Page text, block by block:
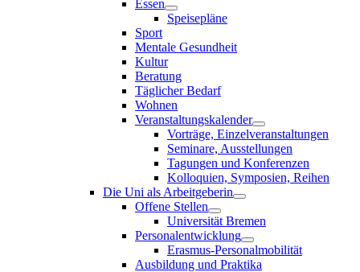
Essen
Speisepläne
Sport
Mentale Gesundheit
Kultur
Beratung
Täglicher Bedarf
Wohnen
Veranstaltungskalender
Vorträge, Einzelveranstaltungen
Seminare, Ausstellungen
Tagungen und Konferenzen
Kolloquien, Symposien, Reihen
Die Uni als Arbeitgeberin
Offene Stellen
Universität Bremen
Personalentwicklung
Erasmus-Personalmobilität
Ausbildung und Praktika